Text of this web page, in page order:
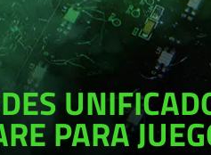
PARA